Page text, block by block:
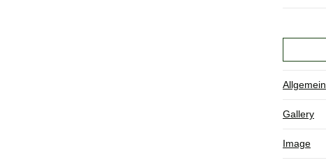
Allgemein
Gallery
Image